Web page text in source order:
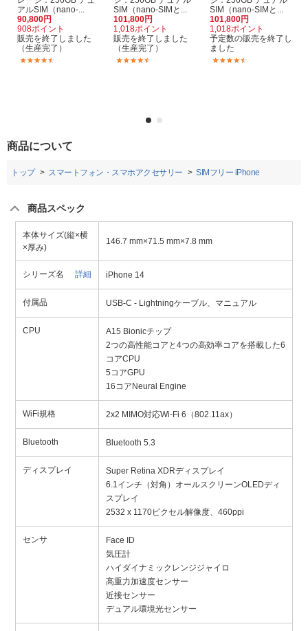
アルSIM（nano-...
90,800円
908ポイント
販売を終了しました
（生産完了）
SIM（nano-SIMと...
101,800円
1,018ポイント
販売を終了しました
（生産完了）
SIM（nano-SIMと...
101,800円
1,018ポイント
予定数の販売を終了し
ました
商品について
トップ スマートフォン・スマホアクセサリー SIMフリー iPhone
商品スペック
本体サイズ(縦×横
×厚み)
146.7 mm×71.5 mm×7.8 mm
シリーズ名 詳細 iPhone 14
付属品 USB-C - Lightningケーブル、マニュアル
CPU
A15 Bionicチップ
2つの高性能コアと4つの高効率コアを搭載した6
コアCPU
5コアGPU
16コアNeural Engine
WiFi規格 2x2 MIMO対応Wi-Fi 6（802.11ax）
Bluetooth Bluetooth 5.3
ディスプレイ
Super Retina XDRディスプレイ
6.1インチ（対角）オールスクリーンOLEDディ
スプレイ
2532 x 1170ピクセル解像度、460ppi
センサ
Face ID
気圧計
ハイダイナミックレンジジャイロ
高重力加速度センサー
近接センサー
デュアル環境光センサー